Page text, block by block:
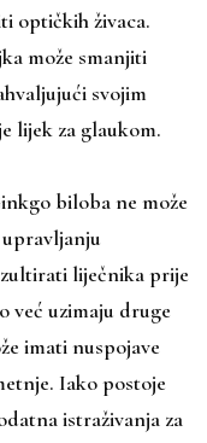
optičkih živaca.
može smanjiti
svojim
lijek za glaukom.
biloba ne može
liječnika prije
već uzimaju druge
imati nuspojave
Iako postoje
istraživanja za